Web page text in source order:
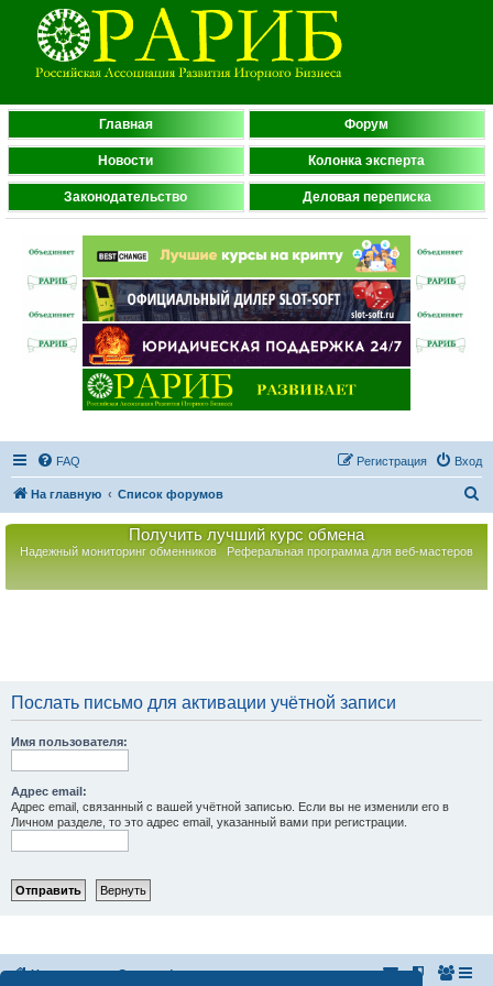
Главная Форум
Новости Колонка эксперта
Законодательство Деловая переписка
FAQ Вход
Регистрация
На главную Список форумов
Получить лучший курс обмена
Надежный мониторинг обменников Реферальная программа для веб-мастеров
Послать письмо для активации учётной записи
Имя пользователя:
Адрес email:
Адрес email, связанный с вашей учётной записью. Если вы не изменили его в
Личном разделе, то это адрес email, указанный вами при регистрации.
На главную Список форумов